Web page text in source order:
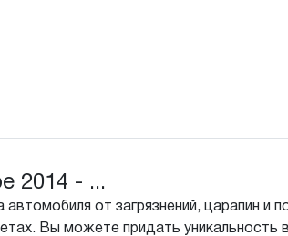
2014 - ...
от загрязнений, царапин и
Вы можете придать уникальность